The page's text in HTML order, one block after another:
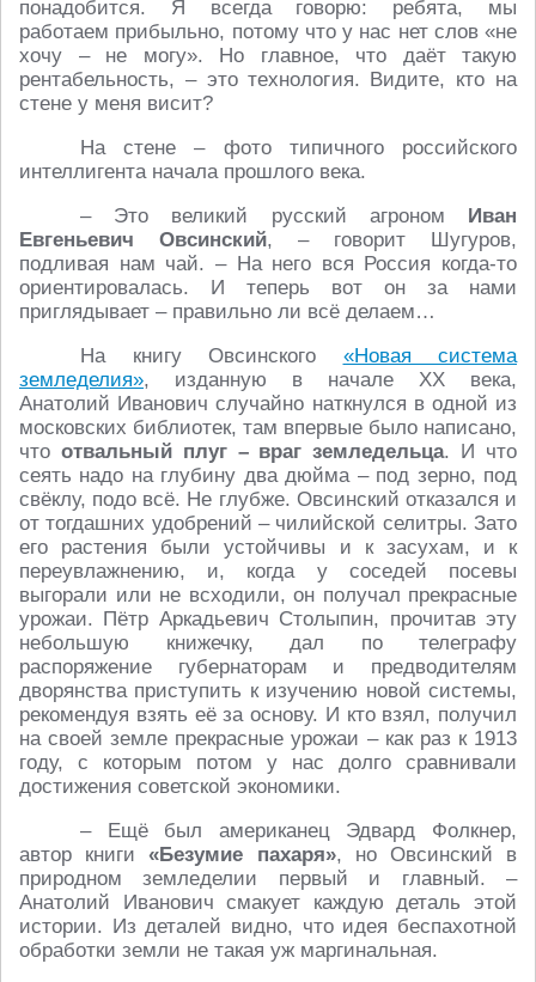
понадобится. Я всегда говорю: ребята, мы
работаем прибыльно, потому что у нас нет слов «не
хочу – не могу». Но главное, что даёт такую
рентабельность, – это технология. Видите, кто на
стене у меня висит?
На стене – фото типичного российского
интеллигента начала прошлого века.
– Это великий русский агроном Иван
Евгеньевич Овсинский, – говорит Шугуров,
подливая нам чай. – На него вся Россия когда-то
ориентировалась. И теперь вот он за нами
приглядывает – правильно ли всё делаем…
На книгу Овсинского «Новая система
земледелия», изданную в начале XX века,
Анатолий Иванович случайно наткнулся в одной из
московских библиотек, там впервые было написано,
что отвальный плуг – враг земледельца. И что
сеять надо на глубину два дюйма – под зерно, под
свёклу, подо всё. Не глубже. Овсинский отказался и
от тогдашних удобрений – чилийской селитры. Зато
его растения были устойчивы и к засухам, и к
переувлажнению, и, когда у соседей посевы
выгорали или не всходили, он получал прекрасные
урожаи. Пётр Аркадьевич Столыпин, прочитав эту
небольшую книжечку, дал по телеграфу
распоряжение губернаторам и предводителям
дворянства приступить к изучению новой системы,
рекомендуя взять её за основу. И кто взял, получил
на своей земле прекрасные урожаи – как раз к 1913
году, с которым потом у нас долго сравнивали
достижения советской экономики.
– Ещё был американец Эдвард Фолкнер,
автор книги«Безумие пахаря», но Овсинский в
природном земледелии первый и главный. –
Анатолий Иванович смакует каждую деталь этой
истории. Из деталей видно, что идея беспахотной
обработки земли не такая уж маргинальная.